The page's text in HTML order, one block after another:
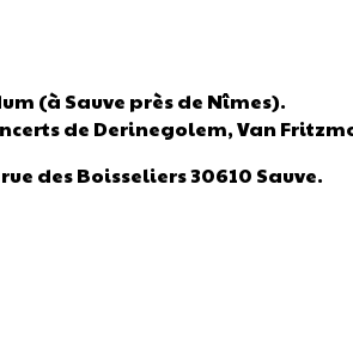
(à Sauve près de Nîmes).
de Derinegolem,Van
des Boisseliers 30610 Sauve.